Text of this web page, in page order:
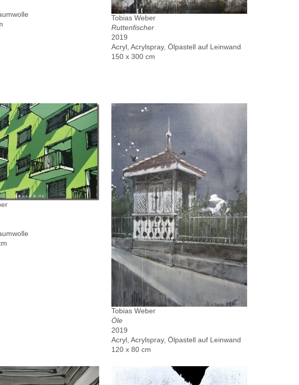
Tobias Weber
Ruttenfischer
2019
Acryl, Acrylspray, Ölpastell auf Leinwand
150 x 300 cm
Tobias Weber
Öle
2019
Acryl, Acrylspray, Ölpastell auf Leinwand
120 x 80 cm